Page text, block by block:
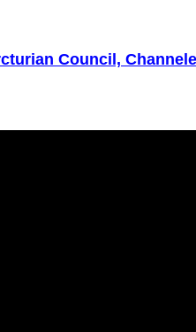
Council,